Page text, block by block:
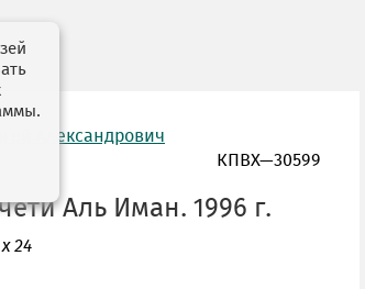
Александрович
КПВХ—30599
Аль Иман. 1996 г.
24